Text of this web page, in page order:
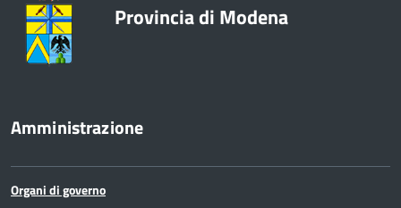
Provincia di Modena
Amministrazione
Organi di governo